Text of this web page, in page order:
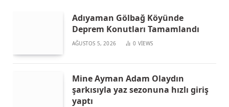
Adıyaman Gölbağ Köyünde
Deprem Konutları Tamamlandı
AĞUSTOS 5, 2026 0 VIEWS
Mine Ayman Adam Olaydın
şarkısıyla yaz sezonuna hızlı giriş
yaptı